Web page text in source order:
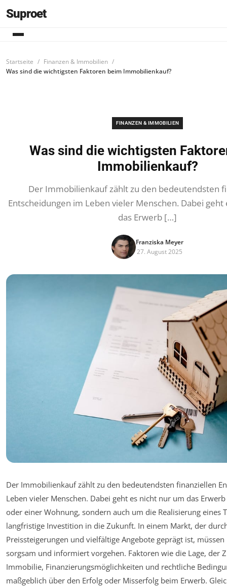
Suproet
Startseite
Finanzen & Immobilien
Was sind die wichtigsten Faktoren beim Immobilienkauf?
FINANZEN & IMMOBILIEN
Was sind die wichtigsten
Immobilienkauf?
Der Immobilienkauf zählt zu den bedeutendsten
Entscheidungen im Leben vieler Menschen. Dabei
das Erwerb […]
Franziska Meyer
27. August 2025
Der Immobilienkauf zählt zu den bedeutendsten finanziellen
Leben vieler Menschen. Dabei geht es nicht nur um das Erwerb
oder einer Wohnung, sondern auch um die Realisierung eines
langfristige Investition in die Zukunft. In einem Markt, der
Preissteigerungen und vielfältige Angebote geprägt ist,
sorgsam und informiert vorgehen. Faktoren wie die Lage, der
Immobilie, Finanzierungsmöglichkeiten und rechtliche
maßgeblich über den Erfolg oder Misserfolg beim Erwerb.